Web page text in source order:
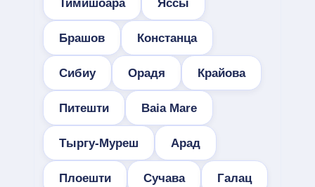
Тимишоара Яссы
Брашов Констанца
Сибиу Орадя Крайова
Питешти Baia Mare
Тыргу-Муреш Арад
Плоешти Сучава Галац